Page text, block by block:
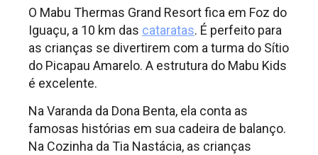
O Mabu Thermas Grand Resort fica em Foz do
Iguaçu, a 10 km das cataratas. É perfeito para
as crianças se divertirem com a turma do Sítio
do Picapau Amarelo. A estrutura do Mabu Kids
é excelente.
Na Varanda da Dona Benta, ela conta as
famosas histórias em sua cadeira de balanço.
Na Cozinha da Tia Nastácia, as crianças